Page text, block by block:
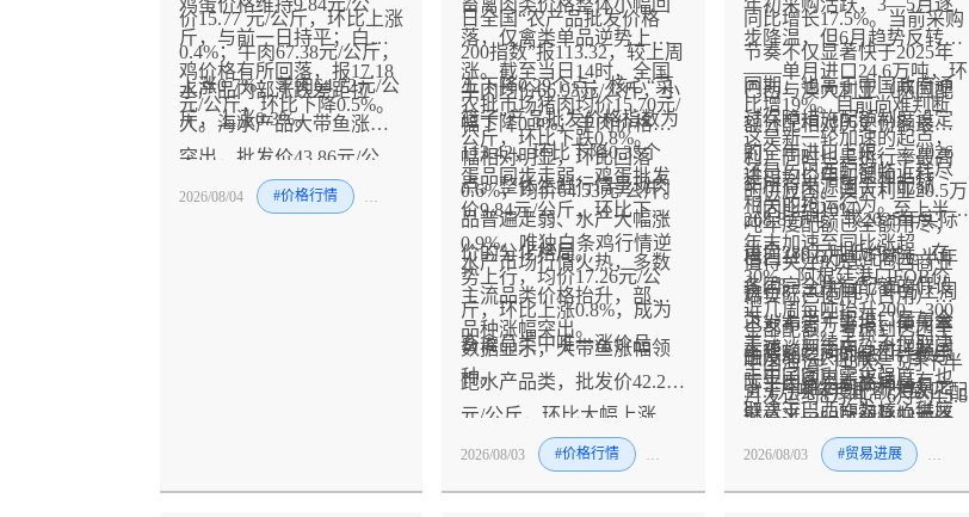
价15.77 元/公斤，环比上涨
0.4%；牛肉67.38元/公斤，
上涨0.7%；羊肉64.72元/公
斤，上涨0.3%。
斤，与前一日持平；白条
鸡价格有所回落，报17.18
元/公斤，环比下降0.5%。
水产品内部涨跌差距拉
大。海水产品大带鱼涨幅
突出，批发价43.86元/公
斤，单日上涨3.8%；鲤
2026/08/04 #价格行情 #羊 #牛
日全国“农产品批发价格
200指数”报113.32，较上周
五下降0.29个点；核心“菜
篮子”产品批发价格指数为
113.42，环比下降0.35个
点。整体生鲜行情呈现肉
品普遍走弱、水产大幅涨
价的分化格局。
落，仅禽类单品逆势上
涨。截至当日14时，全国
农批市场猪肉均价15.70元/
公斤，环比下跌0.8%。
牛肉均价66.93元/公斤，小
幅下降0.3%；羊肉价格跌
幅相对明显，环比回落
0.6%，均价64.53元/公斤。
蛋品同步走弱，鸡蛋批发
价9.84元/公斤，环比下降
0.9%。唯独白条鸡行情逆
势上行，均价17.26元/公
斤，环比上涨0.8%，成为
畜禽品类中唯一涨价品
种。
水产市场行情火热，多数
主流品类价格抬升，部分
品种涨幅突出。
数据显示，大带鱼涨幅领
跑水产品类，批发价42.27
元/公斤，环比大幅上涨
6.1%；白鲢鱼、鲫鱼同步
2026/08/03 #价格行情 #牛
同比增长17.5%。当前采购
节奏不仅显著快于2025年
同期，也高于中国政府通
过保障措施配额制度设定
的全年进口上限——2026
年所有来源国合计配额
268.8万吨，较2025年实际
进口280万吨低约4%。在
各国完全执行配额的假设
下，上半年实进口量与全
年限额之间的缺口，预示
下半年将走向两种情景之
一：进口明显放缓，或全
球配额提前耗尽（需求未
被满足、价格抬升、商业
步降温，但6月趋势反转
——单月进口24.6万吨，环
比增19%。目前尚难判断
这是新一轮加速的起点，
还是与巴西配额临近耗尽
相关的抢运行为。
巴西与澳大利亚（两国配
额分配相对历史份额最不
利）同时也是执行率最高
的供应国。澳大利亚20.5万
吨年度配额已全额用尽；
巴西110.6万吨配额上半年
执行87.22万吨，中方上周
已发布官方警报，使用率
触及80%。阿根廷节奏与
51.1万吨年度配额大致匹配
——上半年出口23.95万
吨，同比增12%。乌拉
圭、新西兰和美国执行率
进口均价年初温和上行
（同比约10%），至上半
年末加速至同比涨超
30%。阿根廷港口FOB价
近几周每吨抬升200—300
美元。后续走势不仅取决
于中国国内需求强度，也
取决于巴西作为核心供应
国的策略选择。
值得关注的是，巴西商业
端实际已使用（占用）完
全部配额。考虑到巴西至
中国海运约45天，5月下半
月发运约8万吨、6月约15.8
面临"配额耗尽后到港"的
风险。近几周，有关巴西
上述谈判走向，对理解国
际牛肉贸易新格局具有关
键意义——配额互换若落
地，将为日益受配额与关
2026/08/03 #贸易进展